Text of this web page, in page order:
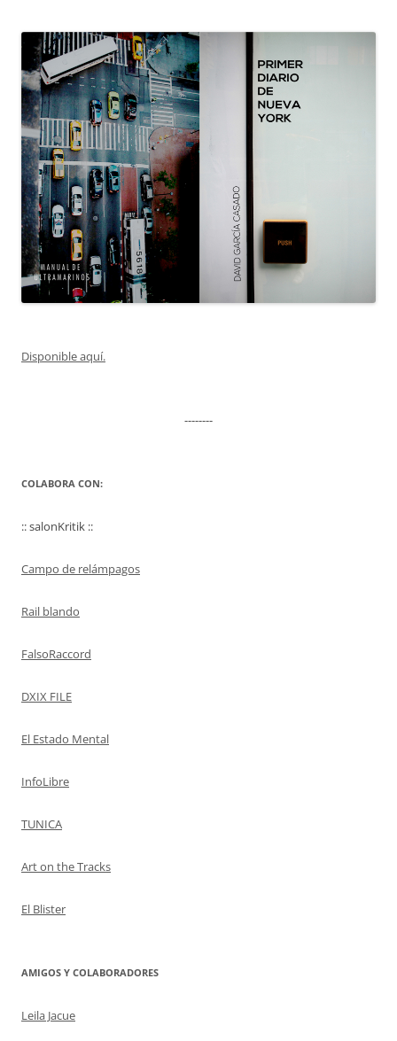
Disponible aquí.
--------
COLABORA CON:
:: salonKritik ::
Campo de relámpagos
Rail blando
FalsoRaccord
DXIX FILE
El Estado Mental
InfoLibre
TUNICA
Art on the Tracks
El Blister
AMIGOS Y COLABORADORES
Leila Jacue